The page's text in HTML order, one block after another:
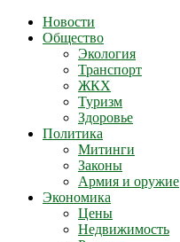
Новости
Общество
Экология
Транспорт
ЖКХ
Туризм
Здоровье
Политика
Митинги
Законы
Армия и оружие
Экономика
Цены
Недвижимость